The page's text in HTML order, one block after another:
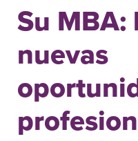
Su MBA:
nuevas